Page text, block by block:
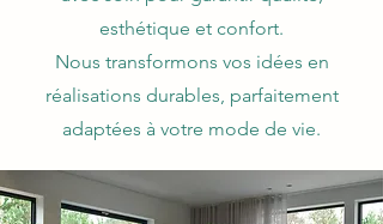
esthétique et confort.
Nous transformons vos idées en
réalisations durables, parfaitement
adaptées à votre mode de vie.